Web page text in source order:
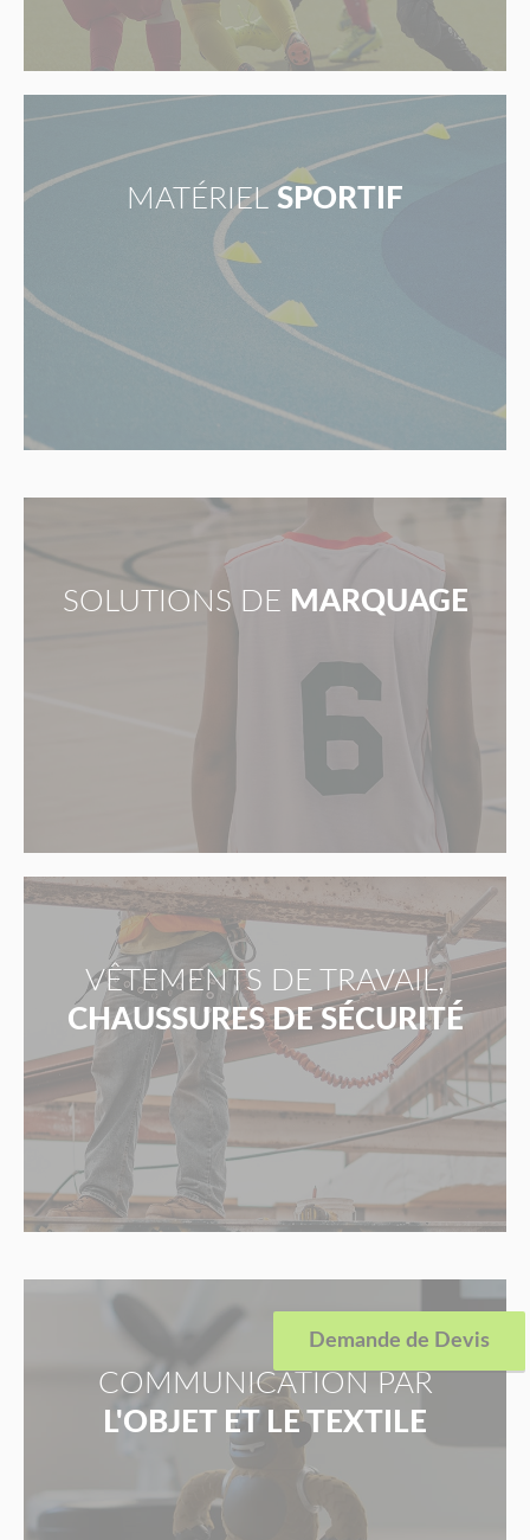
MATÉRIEL SPORTIF
SOLUTIONS DE MARQUAGE
VÊTEMENTS DE TRAVAIL,
CHAUSSURES DE SÉCURITÉ
COMMUNICATION PAR
L'OBJET ET LE TEXTILE
Demande de Devis